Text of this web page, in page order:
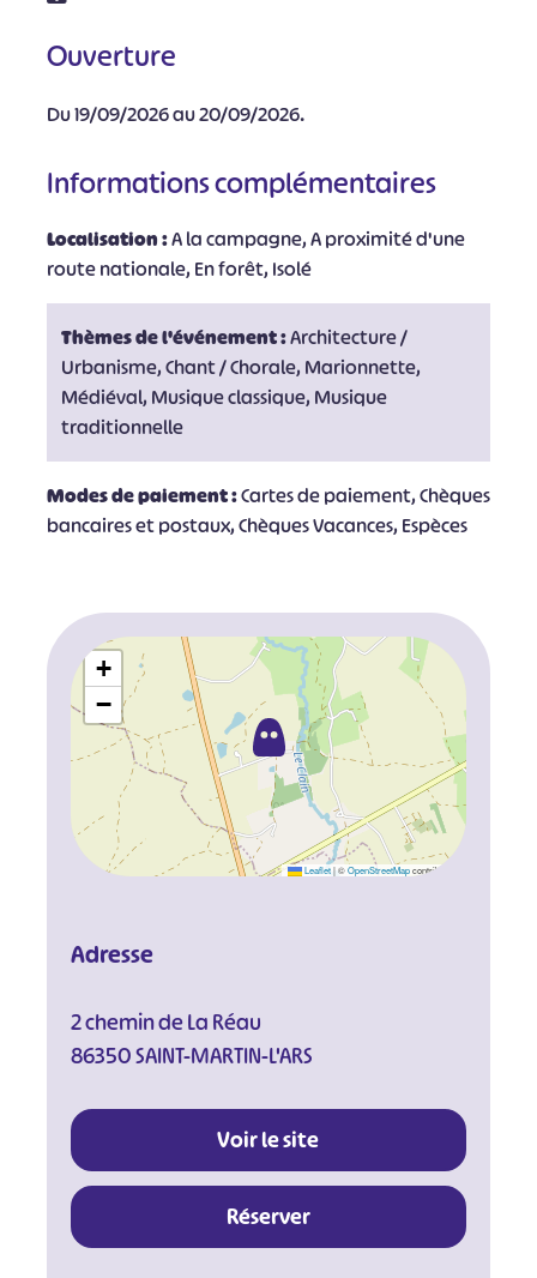
Ouverture
Du 19/09/2026 au 20/09/2026.
Informations complémentaires
Localisation :A la campagne, A proximité d'une
route nationale, En forêt, Isolé
Thèmes de l'événement :Architecture /
Urbanisme, Chant / Chorale, Marionnette,
Médiéval, Musique classique, Musique
traditionnelle
Modes de paiement :Cartes de paiement, Chèques
bancaires et postaux, Chèques Vacances, Espèces
+
−
Leaflet |©OpenStreetMapcontributors
Adresse
2 chemin de La Réau
86350 SAINT-MARTIN-L'ARS
Voir le site
Réserver